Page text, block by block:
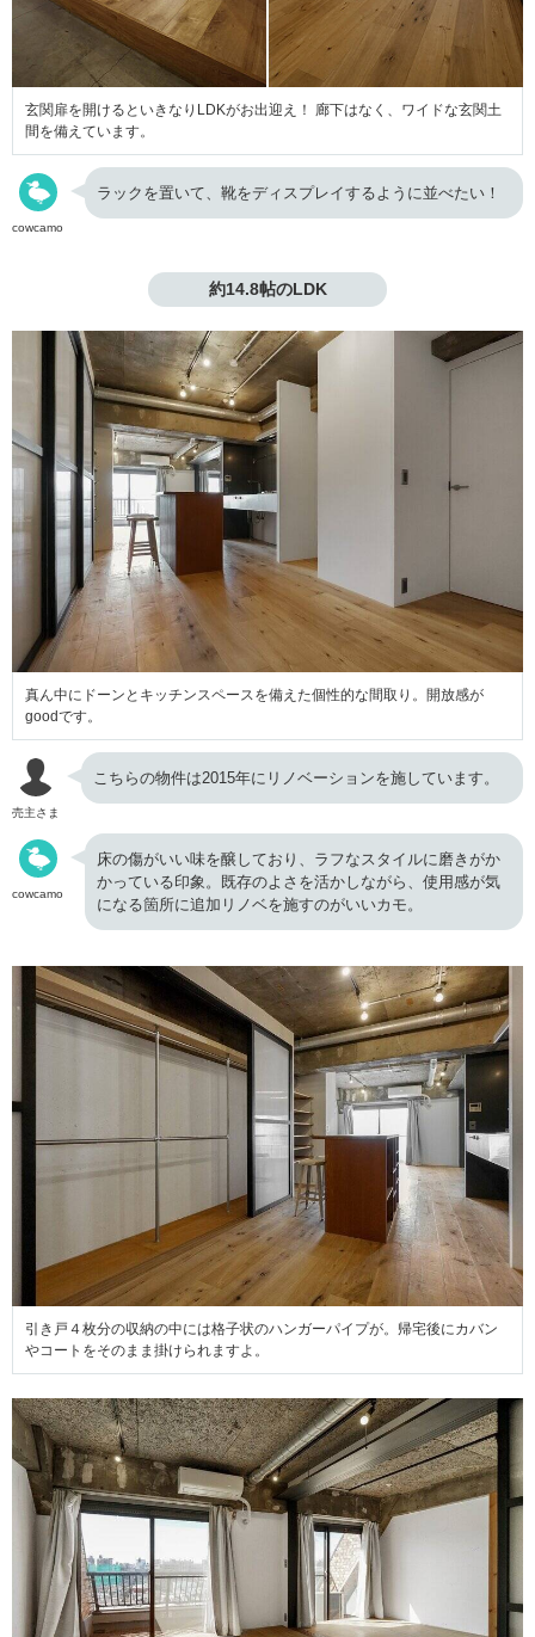
玄関扉を開けるといきなりLDKがお出迎え！ 廊下はなく、ワイドな玄関土
間を備えています。
cowcamo
ラックを置いて、靴をディスプレイするように並べたい！
約14.8帖のLDK
真ん中にドーンとキッチンスペースを備えた個性的な間取り。開放感が
goodです。
売主さま
こちらの物件は2015年にリノベーションを施しています。
cowcamo
床の傷がいい味を醸しており、ラフなスタイルに磨きがか
かっている印象。既存のよさを活かしながら、使用感が気
になる箇所に追加リノベを施すのがいいカモ。
引き戸４枚分の収納の中には格子状のハンガーパイプが。帰宅後にカバン
やコートをそのまま掛けられますよ。